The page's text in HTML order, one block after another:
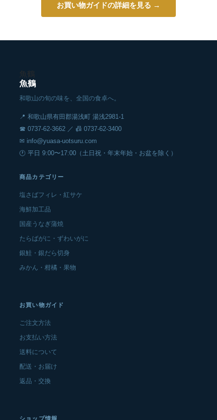
お買い物ガイドの詳細を見る →
魚鶴
魚鶴
和歌山の旬の味を、全国の食卓へ。
📍 和歌山県有田郡湯浅町 湯浅2981-1
☎ 0737-62-3662 ／ 📠 0737-62-3400
✉ info@yuasa-uotsuru.com
🕐 平日 9:00〜17:00（土日祝・年末年始・お盆を除く）
商品カテゴリー
塩さばフィレ・紅サケ
海鮮加工品
国産うなぎ蒲焼
たらばがに・ずわいがに
銀鮭・銀だら切身
みかん・柑橘・果物
お買い物ガイド
ご注文方法
お支払い方法
送料について
配送・お届け
返品・交換
ショップ情報